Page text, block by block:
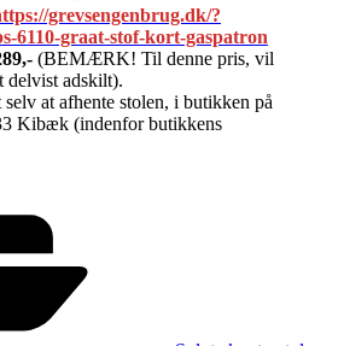
grevsengenbrug.dk/?
6110-graat-stof-kort-gaspatron
(BEMÆRK! Til denne pris, vil
delvist adskilt).
at afhente stolen, i butikken på
Kibæk (indenfor butikkens